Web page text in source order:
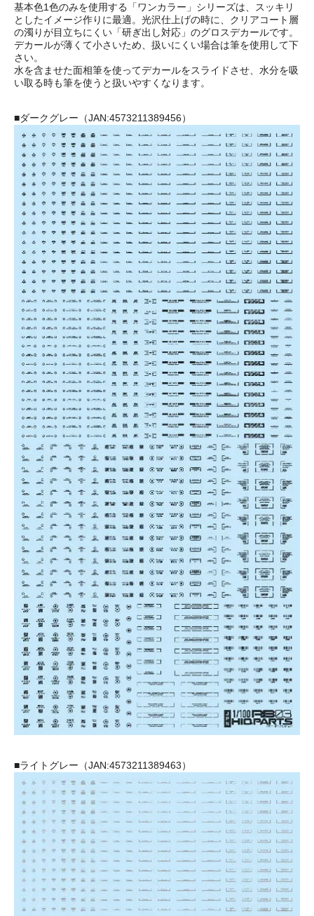
基本色1色のみを使用する「ワンカラー」シリーズは、スッキリ
としたイメージ作りに最適。光沢仕上げの時に、クリアコート層
の濁りが目立ちにくい「研ぎ出し対応」のグロスデカールです。
デカールが薄くて小さいため、扱いにくい場合は筆を使用して下
さい。
水を含ませた面相筆を使ってデカールをスライドさせ、水分を吸
い取る時も筆を使うと扱いやすくなります。
■ダークグレー（JAN:4573211389456）
■ライトグレー（JAN:4573211389463）